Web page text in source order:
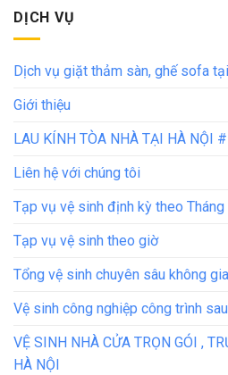
DỊCH VỤ
Dịch vụ giặt thảm sàn, ghế sofa
Giới thiệu
LAU KÍNH TÒA NHÀ TẠI HÀ NỘI
Liên hệ với chúng tôi
Tạp vụ vệ sinh định kỳ theo Tháng
Tạp vụ vệ sinh theo giờ
Tổng vệ sinh chuyên sâu không
Vệ sinh công nghiệp công trình
VỆ SINH NHÀ CỬA TRỌN GÓI ,
HÀ NỘI